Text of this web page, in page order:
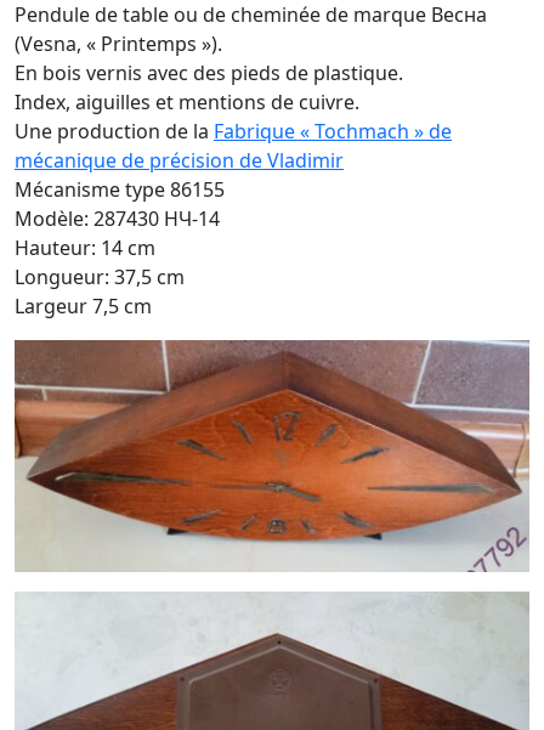
Pendule de table ou de cheminée de marque Весна
(Vesna, « Printemps »).
En bois vernis avec des pieds de plastique.
Index, aiguilles et mentions de cuivre.
Une production de la Fabrique « Tochmach » de
mécanique de précision de Vladimir
Mécanisme type 86155
Modèle: 287430 HЧ-14
Hauteur: 14 cm
Longueur: 37,5 cm
Largeur 7,5 cm